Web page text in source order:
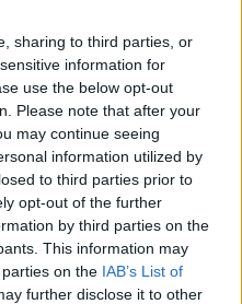
sharing to third parties, or
information for
use the below opt-out
Please note that after your
may continue seeing
information utilized by
to third parties prior to
opt-out of the further
by third parties on the
This information may
on the IAB’s List of
further disclose it to other
αυτό
σκύλος θα είναι
χρόνια. Οι μικροί
περάσουν τα 14
είναι κυρίως νόσος
Ίσως λοιπόν γι’ αυτό
μεγαλόσωμες ράτσες
ηλικία.